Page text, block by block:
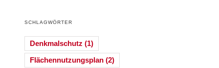
SCHLAGWÖRTER
Denkmalschutz (1)
Flächennutzungsplan (2)